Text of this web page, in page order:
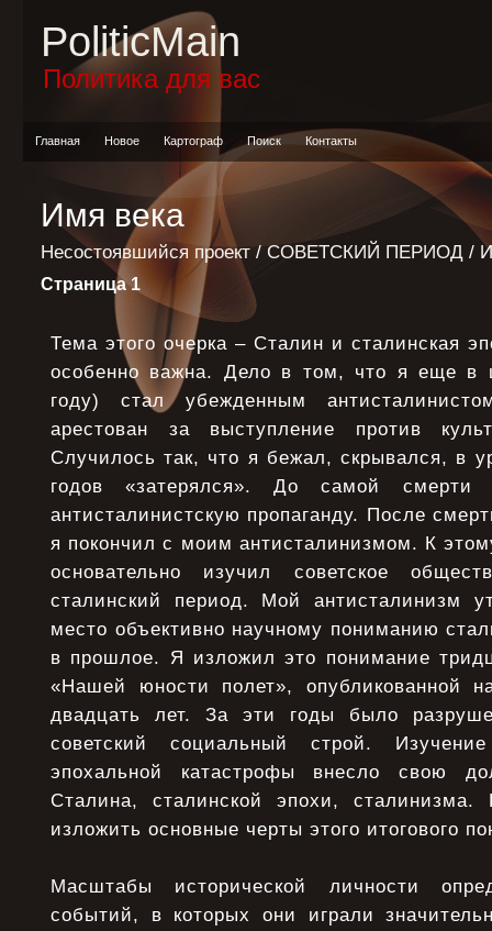
PoliticMain
Политика для вас
Главная Новое Картограф Поиск Контакты
Имя века
Несостоявшийся проект / СОВЕТСКИЙ ПЕРИОД /
Страница 1
Тема этого очерка – Сталин и сталинская
особенно важна. Дело в том, что я еще в
году) стал убежденным
арестован за выступление против
Случилось так, что я бежал, скрывался, в
годов «затерялся». До самой
антисталинистскую пропаганду. После
я покончил с моим антисталинизмом. К
основательно изучил советское
сталинский период. Мой антисталинизм
место объективно научному пониманию
в прошлое. Я изложил это понимание
«Нашей юности полет», опубликованной
двадцать лет. За эти годы было
советский социальный строй.
эпохальной катастрофы внесло свою
Сталина, сталинской эпохи,
изложить основные черты этого итогового
Масштабы исторической личности
событий, в которых они играли